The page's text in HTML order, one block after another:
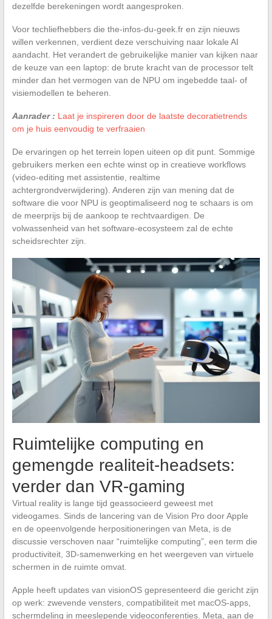
dezelfde berekeningen wordt aangesproken.
Voor techliefhebbers die the-infos-du-geek.fr en zijn nieuws
willen verkennen, verdient deze verschuiving naar lokale AI
aandacht. Het verandert de gebruikelijke manier van kijken naar
de keuze van een laptop: de brute kracht van de processor telt
minder dan het vermogen van de NPU om ingebedde taal- of
visiemodellen te beheren.
Aanrader : Laat je inspireren door de laatste decoratietrends
om je huis eenvoudig te verfraaien
De ervaringen op het terrein lopen uiteen op dit punt. Sommige
gebruikers merken een echte winst op in creatieve workflows
(video-editing met assistentie, realtime
achtergrondverwijdering). Anderen zijn van mening dat de
software die voor NPU is geoptimaliseerd nog te schaars is om
de meerprijs bij de aankoop te rechtvaardigen. De
volwassenheid van het software-ecosysteem zal de echte
scheidsrechter zijn.
Ruimtelijke computing en
gemengde realiteit-headsets:
verder dan VR-gaming
Virtual reality is lange tijd geassocieerd geweest met
videogames. Sinds de lancering van de Vision Pro door Apple
en de opeenvolgende herpositioneringen van Meta, is de
discussie verschoven naar “ruimtelijke computing”, een term die
productiviteit, 3D-samenwerking en het weergeven van virtuele
schermen in de ruimte omvat.
Apple heeft updates van visionOS gepresenteerd die gericht zijn
op werk: zwevende vensters, compatibiliteit met macOS-apps,
schermdeling in meeslepende videoconferenties. Meta, aan de